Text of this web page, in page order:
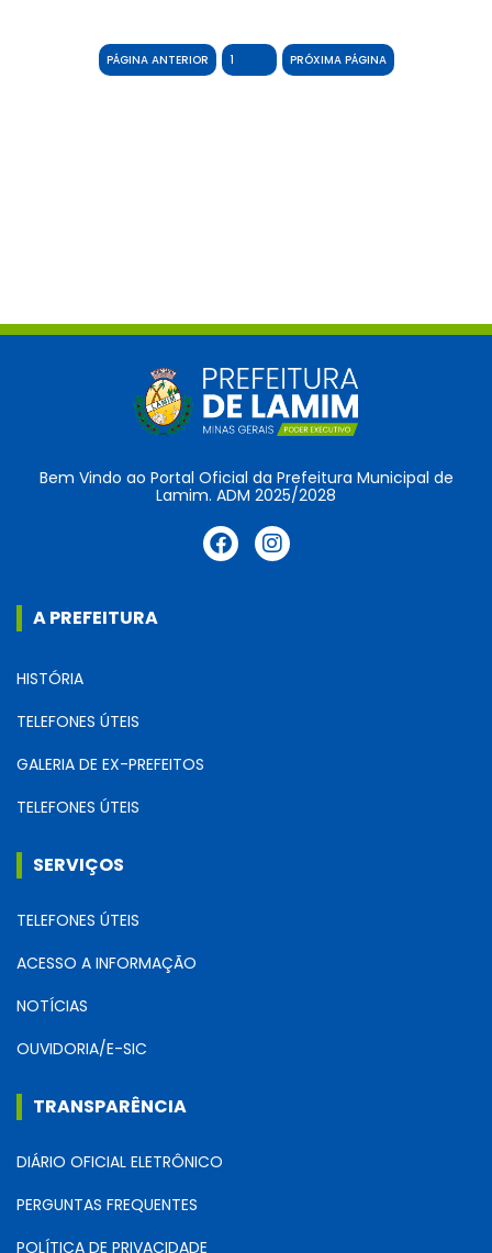
PÁGINA ANTERIOR PRÓXIMA PÁGINA
Bem Vindo ao Portal Oficial da Prefeitura Municipal de
Lamim. ADM 2025/2028
A PREFEITURA
HISTÓRIA
TELEFONES ÚTEIS
GALERIA DE EX-PREFEITOS
TELEFONES ÚTEIS
SERVIÇOS
TELEFONES ÚTEIS
ACESSO A INFORMAÇÃO
NOTÍCIAS
OUVIDORIA/E-SIC
TRANSPARÊNCIA
DIÁRIO OFICIAL ELETRÔNICO
PERGUNTAS FREQUENTES
POLÍTICA DE PRIVACIDADE